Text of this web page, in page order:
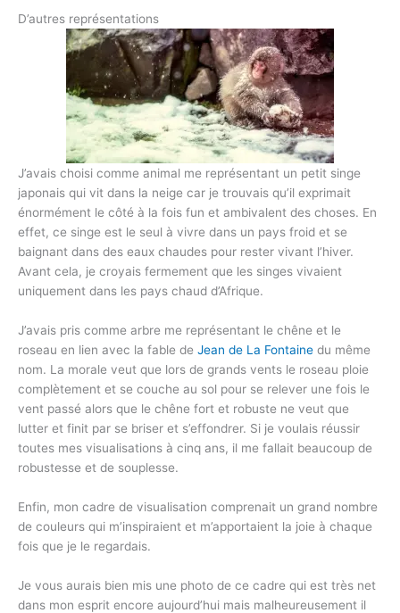
D’autres représentations
J’avais choisi comme animal me représentant un petit singe
japonais qui vit dans la neige car je trouvais qu’il exprimait
énormément le côté à la fois fun et ambivalent des choses. En
effet, ce singe est le seul à vivre dans un pays froid et se
baignant dans des eaux chaudes pour rester vivant l’hiver.
Avant cela, je croyais fermement que les singes vivaient
uniquement dans les pays chaud d’Afrique.
J’avais pris comme arbre me représentant le chêne et le
roseau en lien avec la fable de Jean de La Fontaine du même
nom. La morale veut que lors de grands vents le roseau ploie
complètement et se couche au sol pour se relever une fois le
vent passé alors que le chêne fort et robuste ne veut que
lutter et finit par se briser et s’effondrer. Si je voulais réussir
toutes mes visualisations à cinq ans, il me fallait beaucoup de
robustesse et de souplesse.
Enfin, mon cadre de visualisation comprenait un grand nombre
de couleurs qui m’inspiraient et m’apportaient la joie à chaque
fois que je le regardais.
Je vous aurais bien mis une photo de ce cadre qui est très net
dans mon esprit encore aujourd’hui mais malheureusement il